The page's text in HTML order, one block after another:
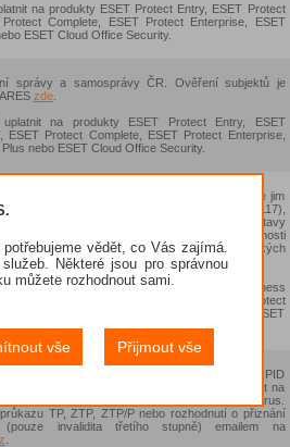
na produkty ESET Protect Entry, ESET Protect
Complete, ESET Protect Enterprise, ESET
ESET Cloud Office Security.
správy a samosprávy ČR. Ověření subjektů je
zde.
na produkty ESET Protect Entry, ESET
ESET Protect Complete, ESET Protect Enterprise,
nebo ESET Cloud Office Security.
organizace, které mají evidované IČ a je jim
evidenční kategorie. Jedná se o Nadace (117),
Obecně prospěšné společnosti (141), Ústavy
Spolky (706), Církve a náboženské společnosti
spolky (736) vedené v evidenci ekonomických
rozkliknete IČ).
uplatnit na produktyESET Small Business
Entry, ESET Protect Advanced, ESET Protect
Enterprise, ESET Protect Mail Plus nebo ESET
držitelům průkazu TP, ZTP a ZTP/P a poživatele PID
30 % slevu na produkty. Slevu lze uplatnit na
Security Essential a ESET NOD32 Antivirus.
TP, ZTP, ZTP/P nebo rozhodnutí o přiznání
invalidita třetího stupně) emailem na
vědět, co Vás zajímá.
Některé jsou pro správnou
můžete rozhodnout sami.
vše Přijmout vše